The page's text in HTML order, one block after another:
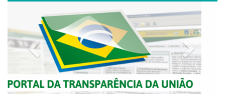
NOTA DE PESAR E LUTO OFICIAL
Publicado em: 9 de junho de 2026
Plano Diretor – 2026
Publicado em: 14 de maio de 2026